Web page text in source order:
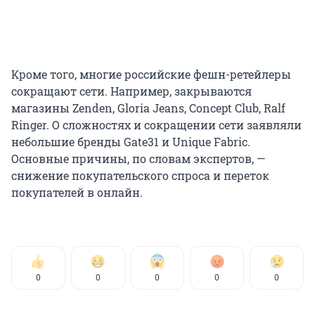
Кроме того, многие российские фешн-ретейлеры
сокращают сети. Например, закрываются
магазины Zenden, Gloria Jeans, Concept Club, Ralf
Ringer. О сложностях и сокращении сети заявляли
небольшие бренды Gate31 и Unique Fabric.
Основные причины, по словам экспертов, —
снижение покупательского спроса и переток
покупателей в онлайн.
0 0 0 0 0